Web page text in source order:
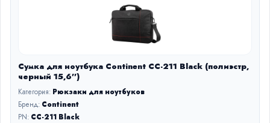
Сумка для ноутбука Continent CC-211 Black (полиэстр,
черный 15,6'')
Категория: Рюкзаки для ноутбуков
Бренд: Continent
PN: CC-211 Black